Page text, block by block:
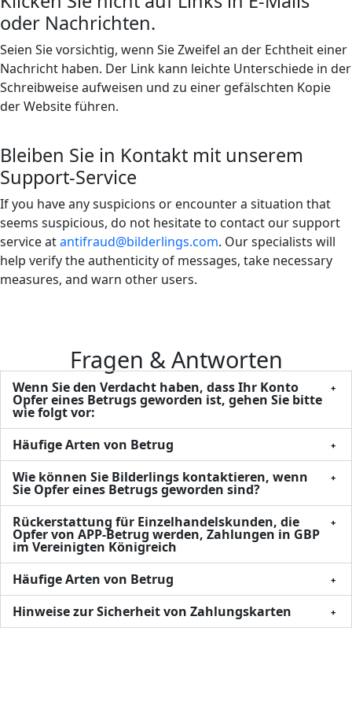
oder Nachrichten.
Seien Sie vorsichtig, wenn Sie Zweifel an der Echtheit einer
Nachricht haben. Der Link kann leichte Unterschiede in der
Schreibweise aufweisen und zu einer gefälschten Kopie
der Website führen.
Bleiben Sie in Kontakt mit unserem
Support-Service
If you have any suspicions or encounter a situation that
seems suspicious, do not hesitate to contact our support
service atantifraud@bilderlings.com. Our specialists will
help verify the authenticity of messages, take necessary
measures, and warn other users.
Fragen & Antworten
Wenn Sie den Verdacht haben, dass Ihr Konto
Opfer eines Betrugs geworden ist, gehen Sie bitte
wie folgt vor:
Häufige Arten von Betrug
Wie können Sie Bilderlings kontaktieren, wenn
Sie Opfer eines Betrugs geworden sind?
Rückerstattung für Einzelhandelskunden, die
Opfer von APP-Betrug werden, Zahlungen in GBP
im Vereinigten Königreich
Häufige Arten von Betrug
Hinweise zur Sicherheit von Zahlungskarten